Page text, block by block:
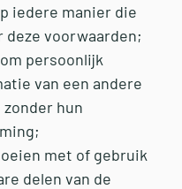
iedere manier die
voorwaarden;
persoonlijk
van een andere
hun
met of gebruik
delen van de